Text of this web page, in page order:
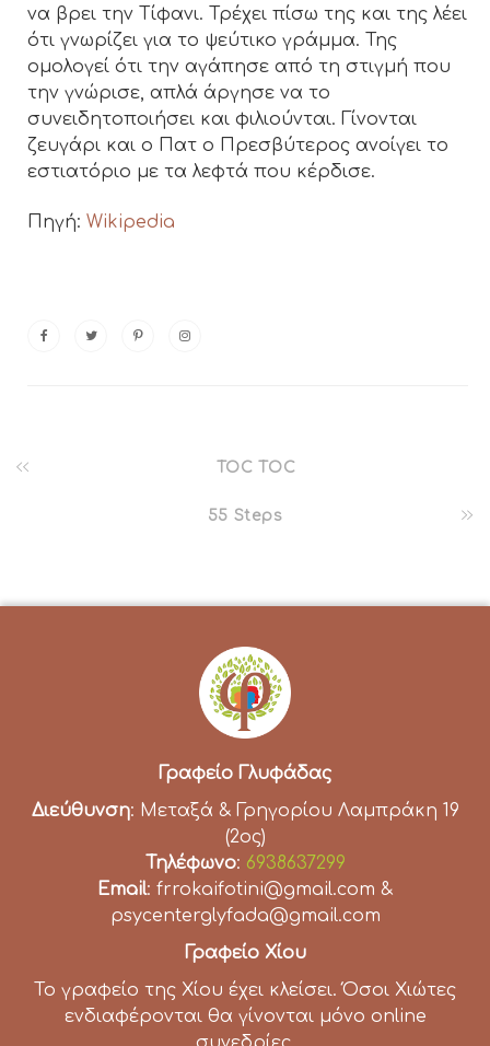
να βρει την Τίφανι. Τρέχει πίσω της και της λέει
ότι γνωρίζει για το ψεύτικο γράμμα. Της
ομολογεί ότι την αγάπησε από τη στιγμή που
την γνώρισε, απλά άργησε να το
συνειδητοποιήσει και φιλιούνται. Γίνονται
ζευγάρι και ο Πατ ο Πρεσβύτερος ανοίγει το
εστιατόριο με τα λεφτά που κέρδισε.
Πηγή: Wikipedia
TOC TOC
55 Steps
Γραφείο Γλυφάδας
Διεύθυνση: Μεταξά & Γρηγορίου Λαμπράκη 19
(2ος)
Τηλέφωνο: 6938637299
Email: frrokaifotini@gmail.com &
psycenterglyfada@gmail.com
Γραφείο Χίου
Το γραφείο της Χίου έχει κλείσει. Όσοι Χιώτες
ενδιαφέρονται θα γίνονται μόνο online